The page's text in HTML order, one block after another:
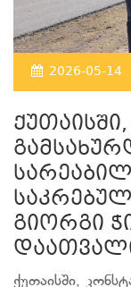
2026-05-14
გიორგი
ქუთაისში,